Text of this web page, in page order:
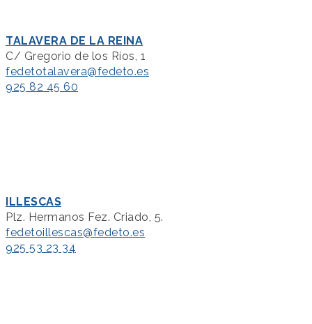
TALAVERA DE LA REINA
C/ Gregorio de los Ríos, 1
fedetotalavera@fedeto.es
925 82 45 60
ILLESCAS
Plz. Hermanos Fez. Criado, 5.
fedetoillescas@fedeto.es
925 53 23 34